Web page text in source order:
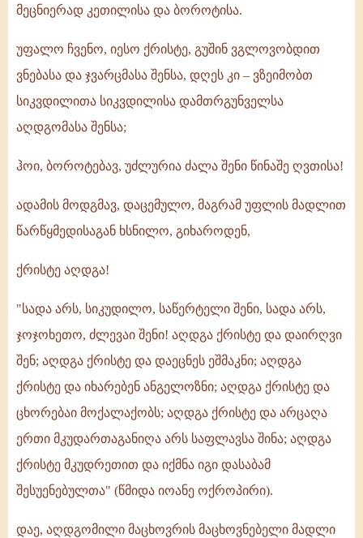
მეცნიერად კეთილისა და ბოროტისა.
უფალო ჩვენო, იესო ქრისტე, გუშინ ვგლოვობდით
ვნებასა და ჯვარცმასა შენსა, დღეს კი – ვზეიმობთ
სიკვდილითა სიკვდილისა დამთრგუნველსა
აღდგომასა შენსა;
ჰოი, ბოროტებავ, უძლურია ძალა შენი წინაშე ღვთისა!
ადამის მოდგმავ, დაცემულო, მაგრამ უფლის მადლით
წარწყმედისაგან ხსნილო, გიხაროდენ,
ქრისტე აღდგა!
"სადა არს, სიკუდილო, საწერტელი შენი, სადა არს,
ჯოჯოხეთო, ძლევაი შენი! აღდგა ქრისტე და დაირღვი
შენ; აღდგა ქრისტე და დაეცნეს ეშმაკნი; აღდგა
ქრისტე და იხარებენ ანგელოზნი; აღდგა ქრისტე და
ცხორებაი მოქალაქობს; აღდგა ქრისტე და არცაღა
ერთი მკუდართაგანიღა არს საფლავსა შინა; აღდგა
ქრისტე მკუდრეთით და იქმნა იგი დასაბამ
შესუენებულთა" (წმიდა იოანე ოქროპირი).
დაე, აღდგომილი მაცხოვრის მაცხოვნებელი მადლი